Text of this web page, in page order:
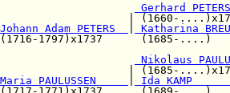
|
Gerhard
| (1660-
Johann Adam PETERS Katharina
1797)x1737
|
Nikolaus
| (1685-
Maria PAULUSSEN Ida KAMP